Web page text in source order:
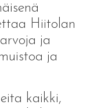
Hiitolan
ja
ja
kaikki,